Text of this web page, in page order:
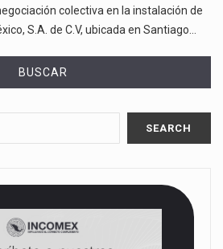
colectiva en la instalación de
S.A. de C.V, ubicada en Santiago…
BUSCAR